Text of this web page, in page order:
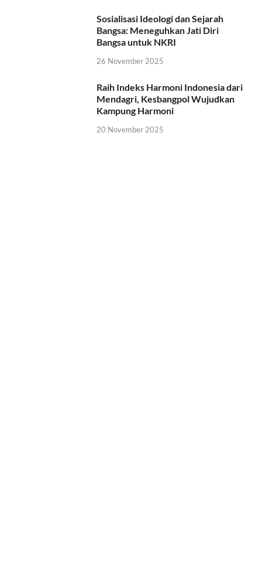
Sosialisasi Ideologi dan Sejarah
Bangsa: Meneguhkan Jati Diri
Bangsa untuk NKRI
26 November 2025
Raih Indeks Harmoni Indonesia dari
Mendagri, Kesbangpol Wujudkan
Kampung Harmoni
20 November 2025